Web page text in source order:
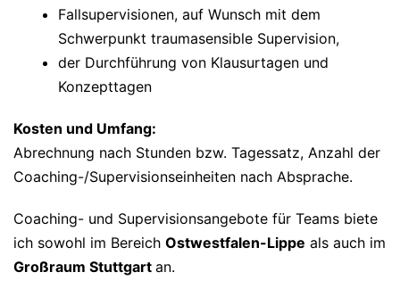
Fallsupervisionen, auf Wunsch mit dem
Schwerpunkt traumasensible Supervision,
der Durchführung von Klausurtagen und
Konzepttagen
Kosten und Umfang:
Abrechnung nach Stunden bzw. Tagessatz, Anzahl der
Coaching-/Supervisionseinheiten nach Absprache.
Coaching- und Supervisionsangebote für Teams biete
ich sowohl im Bereich Ostwestfalen-Lippe als auch im
Großraum Stuttgart an.